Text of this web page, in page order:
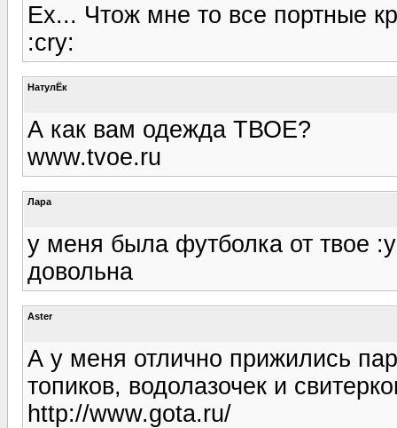
Ех... Чтож мне то все портные
:cry:
НатулЁк
А как вам одежда ТВОЕ?
www.tvoe.ru
Лара
у меня была футболка от твое
довольна
Aster
А у меня отлично прижились
топиков, водолазочек и
http://www.gota.ru/